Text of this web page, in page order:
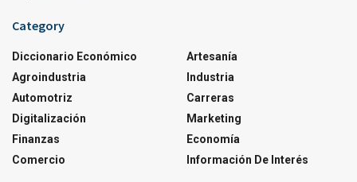
Category
Diccionario Económico
Agroindustria
Automotriz
Digitalización
Finanzas
Comercio
Artesanía
Industria
Carreras
Marketing
Economía
Información De Interés